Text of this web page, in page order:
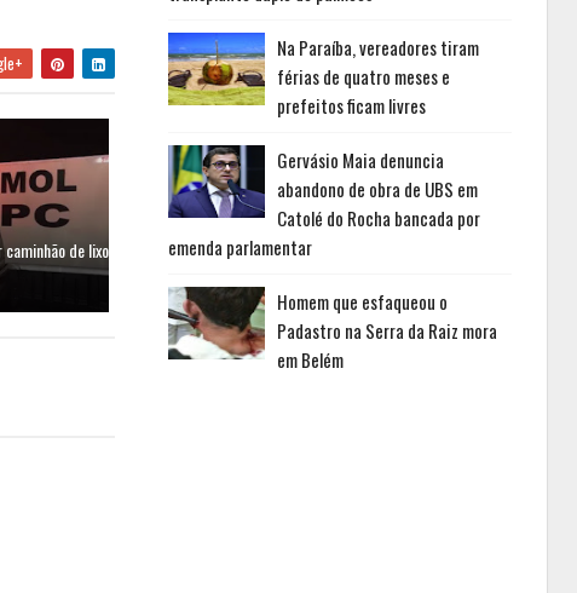
de lixo
Na Paraíba, vereadores tiram
férias de quatro meses e
prefeitos ficam livres
Gervásio Maia denuncia
abandono de obra de UBS em
Catolé do Rocha bancada por
emenda parlamentar
Homem que esfaqueou o
Padastro na Serra da Raiz mora
em Belém